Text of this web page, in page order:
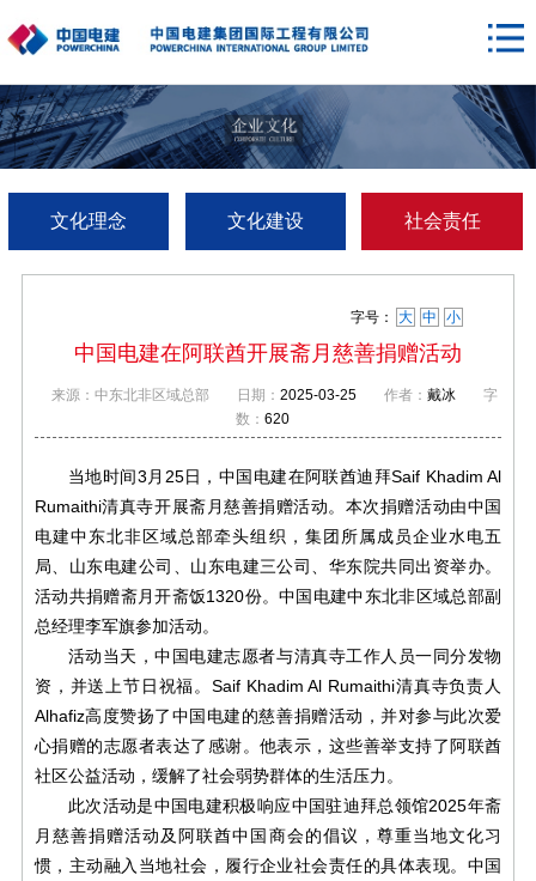
文化理念 文化建设 社会责任
字号： 大 中 小
中国电建在阿联酋开展斋月慈善捐赠活动
来源：中东北非区域总部 日期： 2025-03-25 作者： 戴冰
字
数： 620
当地时间3月25日，中国电建在阿联酋迪拜Saif Khadim Al
Rumaithi清真寺开展斋月慈善捐赠活动。本次捐赠活动由中国
电建中东北非区域总部牵头组织，集团所属成员企业水电五
局、山东电建公司、山东电建三公司、华东院共同出资举办。
活动共捐赠斋月开斋饭1320份。中国电建中东北非区域总部副
总经理李军旗参加活动。
活动当天，中国电建志愿者与清真寺工作人员一同分发物
资，并送上节日祝福。Saif Khadim Al Rumaithi清真寺负责人
Alhafiz高度赞扬了中国电建的慈善捐赠活动，并对参与此次爱
心捐赠的志愿者表达了感谢。他表示，这些善举支持了阿联酋
社区公益活动，缓解了社会弱势群体的生活压力。
此次活动是中国电建积极响应中国驻迪拜总领馆2025年斋
月慈善捐赠活动及阿联酋中国商会的倡议，尊重当地文化习
惯，主动融入当地社会，履行企业社会责任的具体表现。中国